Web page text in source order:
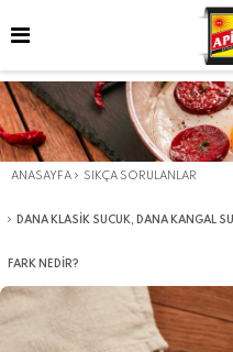
ANASAYFA SIKÇA SORULANLAR
DANA KLASIK SUCUK, DANA KANGAL
FARK NEDIR?